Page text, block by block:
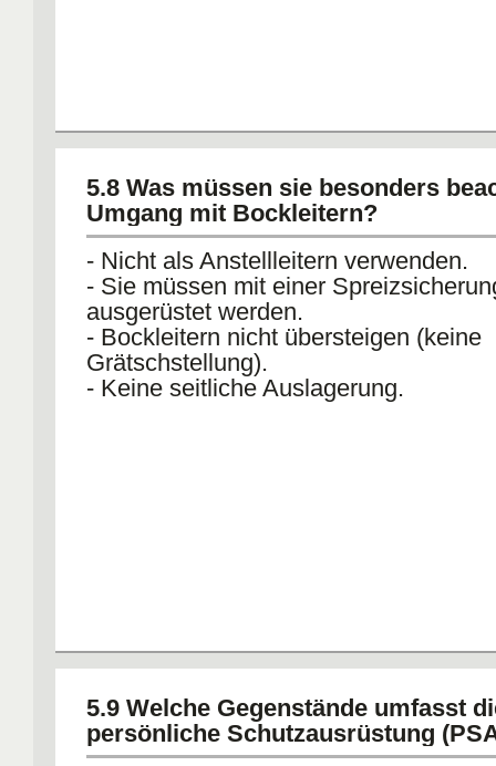
5.8 Was müssen sie besonders
Umgang mit Bockleitern?
- Nicht als Anstellleitern verwenden.
- Sie müssen mit einer
ausgerüstet werden.
- Bockleitern nicht übersteigen (keine
Grätschstellung).
- Keine seitliche Auslagerung.
5.9 Welche Gegenstände umfasst
persönliche Schutzausrüstung